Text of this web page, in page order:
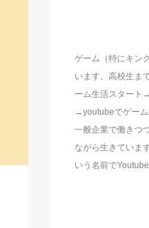
ゲーム（特にキン
います。高校生ま
ーム生活スタート
→youtubeでゲー
一般企業で働きつ
ながら生きていま
いう名前で